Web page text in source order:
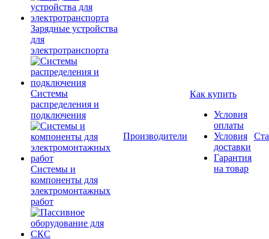
Зарядные устройства
для
электротранспорта
Системы
распределения и
подключения
Системы и
компоненты для
электромонтажных
работ
Производители
Как купить
Условия
оплаты
Условия
доставки
Гарантия
на товар